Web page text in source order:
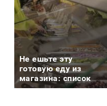
Не ешьте эту
готовую еду из
магазина: список